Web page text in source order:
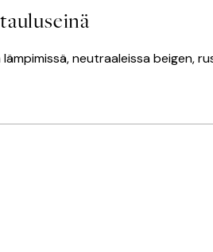
lämpimissä, neutraaleissa beigen,